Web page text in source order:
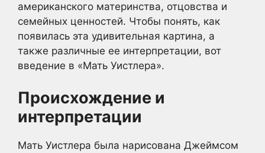
американского материнства, отцовства и
семейных ценностей. Чтобы понять, как
появилась эта удивительная картина, а
также различные ее интерпретации, вот
введение в «Мать Уистлера».
Происхождение и
интерпретации
Мать Уистлера была нарисована Джеймсом